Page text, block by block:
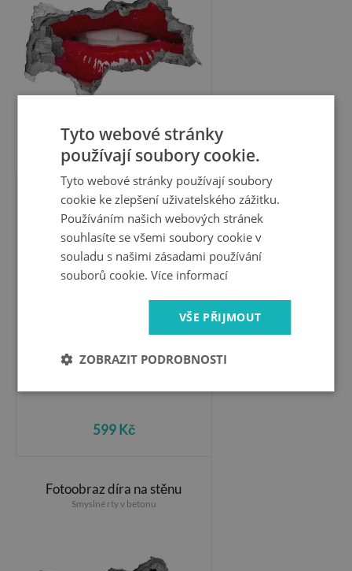
599 Kč
Fotoobraz díra na stěnu
Smyslná žena s červenými rty
599 Kč
Fotoobraz díra na stěnu
Smyslné rty v betonu
Tyto webové stránky
používají soubory cookie.
Tyto webové stránky používají soubory
cookie ke zlepšení uživatelského zážitku.
Používáním našich webových stránek
souhlasíte se všemi soubory cookie v
souladu s našimi zásadami používání
souborů cookie.Více informací
VŠE PŘIJMOUT
ZOBRAZIT PODROBNOSTI